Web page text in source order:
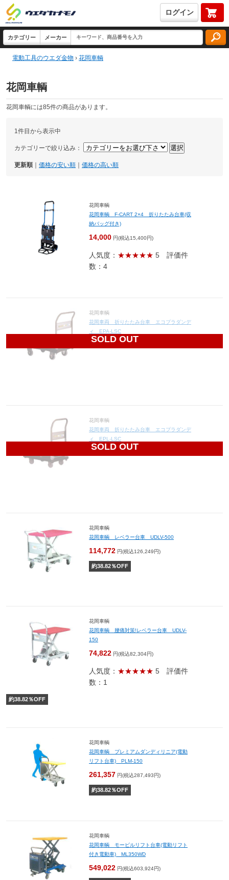
ログイン
電動工具のウエダ金物 › 花岡車輌
花岡車輌
花岡車輌には85件の商品があります。
1件目から表示中
カテゴリーで絞り込み：
更新順 価格の安い順 価格の高い順
花岡車輌
花岡車輌 F-CART 2×4 折りたたみ台車(収
納バッグ付き)
14,000 円(税込15,400円)
人気度： ★★★★★ 5 評価件
数：4
SOLD OUT
花岡車輌
花岡車両 折りたたみ台車 エコプラダンデ
ィ EPA-LSC
14,000
SOLD OUT
花岡車輌
花岡車両 折りたたみ台車 エコプラダンデ
ィ EPL-LSC
7,800
花岡車輌
花岡車輌 レベラー台車 UDLV-500
114,772 円(税込126,249円)
約38.82％OFF
花岡車輌
花岡車輌 腰痛対策!レベラー台車 UDLV-
150
74,822 円(税込82,304円)
人気度： ★★★★★ 5 評価件
数：1
約38.82％OFF
花岡車輌
花岡車輌 プレミアムダンディリニア(電動
リフト台車) PLM-150
261,357 円(税込287,493円)
約38.82％OFF
花岡車輌
花岡車輌 モービルリフト台車(電動リフト
付き電動車) ML350WD
549,022 円(税込603,924円)